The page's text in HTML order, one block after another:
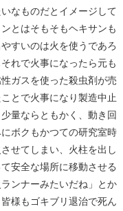
なものだとイメージして
とはそもそもヘキサンも
すいのは火を使うであろ
れで火事になったら元も
ガスを使った殺虫剤が売
とで火事になり製造中止
量ならともかく、動き回
ボクもかつての研究室時
せてしまい、火柱を出し
安全な場所に移動させる
ンナーみたいだね」とか
様もゴキブリ退治で死ん